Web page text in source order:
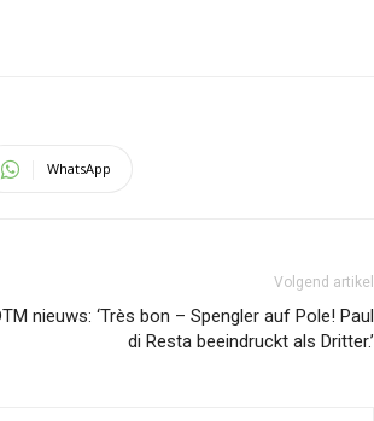
WhatsApp
Volgend artikel
nieuws: ‘Très bon – Spengler auf Pole! Paul
di Resta beeindruckt als Dritter.’